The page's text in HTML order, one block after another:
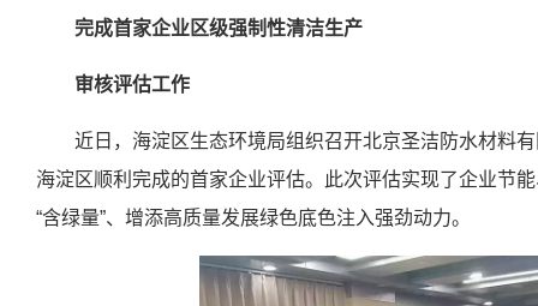
完成首家企业区级强制性清洁生产
审核评估工作
近日，海淀区生态环境局组织召开北京圣洁防水材料
海淀区顺利完成的首家企业评估。此次评估实现了企业节
“含绿量”、增添高质量发展绿色底色注入强劲动力。